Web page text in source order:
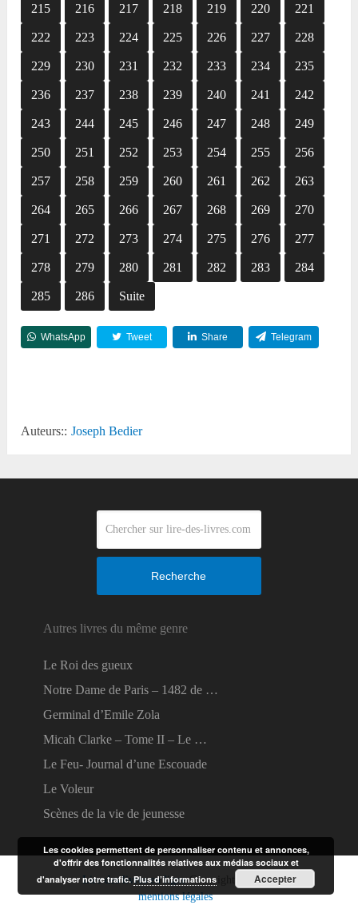
215 216 217 218 219 220 221
222 223 224 225 226 227 228
229 230 231 232 233 234 235
236 237 238 239 240 241 242
243 244 245 246 247 248 249
250 251 252 253 254 255 256
257 258 259 260 261 262 263
264 265 266 267 268 269 270
271 272 273 274 275 276 277
278 279 280 281 282 283 284
285 286 Suite
WhatsApp Tweet Share Telegram
Auteurs:: Joseph Bedier
Recherche
Autres livres du même genre
Le Roi des gueux
Notre Dame de Paris – 1482 de …
Germinal d’Emile Zola
Micah Clarke – Tome II – Le …
Le Feu- Journal d’une Escouade
Le Voleur
Scènes de la vie de jeunesse
Lire des livres en ligneCopyright © 2026.
mentions légales
Les cookies permettent de personnaliser contenu et annonces,
d'offrir des fonctionnalités relatives aux médias sociaux et
d'analyser notre trafic.Plus d’informations Accepter